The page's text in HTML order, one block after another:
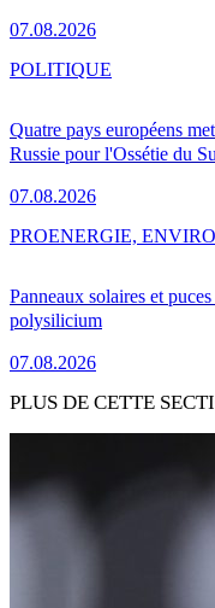
07.08.2026
Quatre pays européens
Russie pour l'Ossétie du
07.08.2026
POLITIQUE
Panneaux solaires et
polysilicium
07.08.2026
PROENERGIE,
PLUS DE CETTE